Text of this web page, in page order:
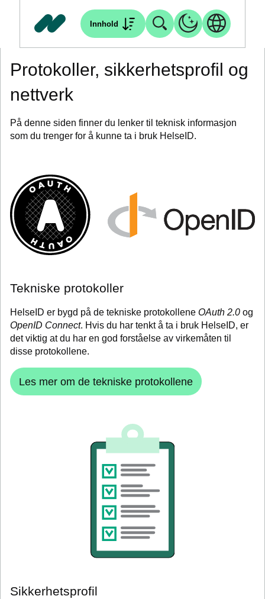
Innhold
Protokoller, sikkerhetsprofil og
nettverk
På denne siden finner du lenker til teknisk informasjon
som du trenger for å kunne ta i bruk HelseID.
Tekniske protokoller
HelseID er bygd på de tekniske protokollene OAuth 2.0 og
OpenID Connect. Hvis du har tenkt å ta i bruk HelseID, er
det viktig at du har en god forståelse av virkemåten til
disse protokollene.
Les mer om de tekniske protokollene
Sikkerhetsprofil